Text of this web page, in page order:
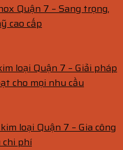
Quận 7 – Sang trọng,
cao cấp
loại Quận 7 – Giải pháp
cho mọi nhu cầu
loại Quận 7 – Gia công
chi phí